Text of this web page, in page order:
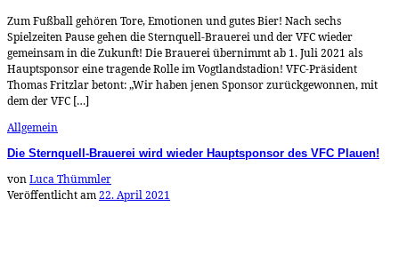
Zum Fußball gehören Tore, Emotionen und gutes Bier! Nach sechs
Spielzeiten Pause gehen die Sternquell-Brauerei und der VFC wieder
gemeinsam in die Zukunft! Die Brauerei übernimmt ab 1. Juli 2021 als
Hauptsponsor eine tragende Rolle im Vogtlandstadion! VFC-Präsident
Thomas Fritzlar betont: „Wir haben jenen Sponsor zurückgewonnen, mit
dem der VFC […]
Allgemein
Die Sternquell-Brauerei wird wieder Hauptsponsor des VFC Plauen!
vonLuca Thümmler
Veröffentlicht am22. April 2021